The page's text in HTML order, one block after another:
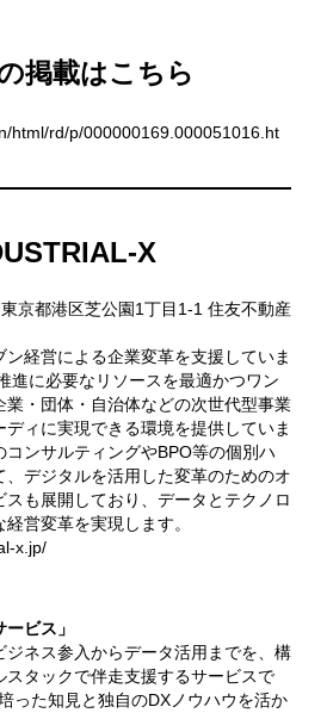
掲載はこちら
html/rd/p/000000169.000051016.ht
X
京都港区芝公園1丁目1-1 住友不動産
経営による企業変革を支援していま
進に必要なリソースを最適かつワン
業・団体・自治体などの次世代型事業
ィに実現できる環境を提供していま
ンサルティングやBPO等の個別ハ
、デジタルを活用した変革のためのオ
スも展開しており、データとテクノロ
営変革を実現します。
x.jp/
ービス 」
ジネス参入からデータ活用までを、構
スタックで伴走支援するサービスで
った知見と独自のDXノウハウを活か